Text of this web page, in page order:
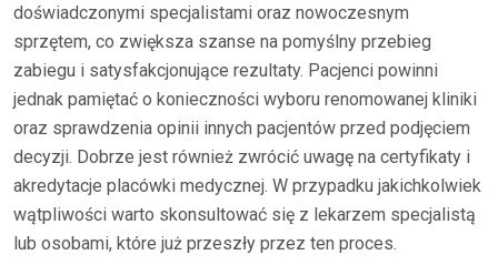
doświadczonymi specjalistami oraz nowoczesnym
sprzętem, co zwiększa szanse na pomyślny przebieg
zabiegu i satysfakcjonujące rezultaty. Pacjenci powinni
jednak pamiętać o konieczności wyboru renomowanej kliniki
oraz sprawdzenia opinii innych pacjentów przed podjęciem
decyzji. Dobrze jest również zwrócić uwagę na certyfikaty i
akredytacje placówki medycznej. W przypadku jakichkolwiek
wątpliwości warto skonsultować się z lekarzem specjalistą
lub osobami, które już przeszły przez ten proces.